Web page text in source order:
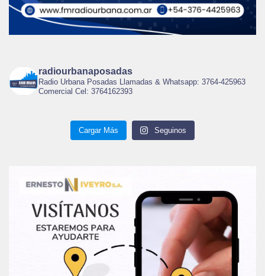
radiourbanaposadas
Radio Urbana Posadas Llamadas & Whatsapp: 3764-425963
Comercial Cel: 3764162393
Cargar Más Seguinos